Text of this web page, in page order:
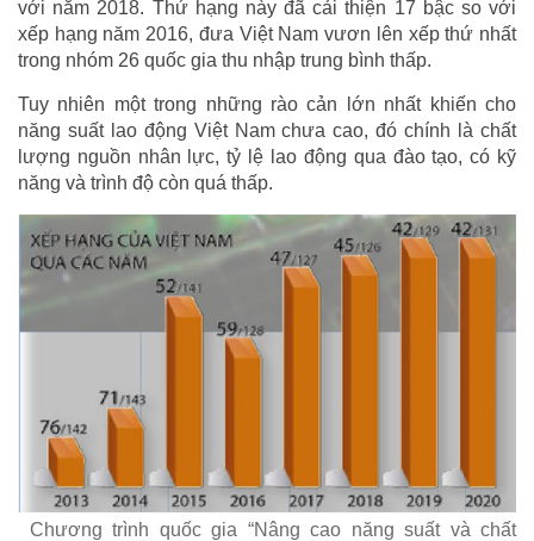
với năm 2018. Thứ hạng này đã cải thiện 17 bậc so với
xếp hạng năm 2016, đưa Việt Nam vươn lên xếp thứ nhất
trong nhóm 26 quốc gia thu nhập trung bình thấp.
Tuy nhiên một trong những rào cản lớn nhất khiến cho
năng suất lao động Việt Nam chưa cao, đó chính là chất
lượng nguồn nhân lực, tỷ lệ lao động qua đào tạo, có kỹ
năng và trình độ còn quá thấp.
Chương trình quốc gia “Nâng cao năng suất và chất